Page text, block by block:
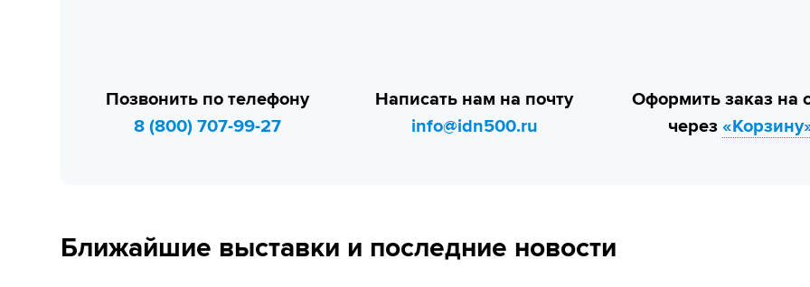
Позвонить по телефону
8 (800) 707-99-27
Написать нам на почту
info@idn500.ru
Оформить заказ на
через
Ближайшие выставки и последние новости